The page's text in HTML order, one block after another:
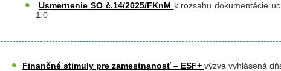
Usmernenie SO č.14/2025/FKnM k rozsahu dokumentácie
1.0
Finančné stimuly pre zamestnanosť – ESF+ výzva vyhlásená